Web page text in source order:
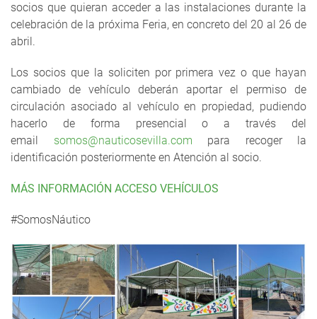
socios que quieran acceder a las instalaciones durante la
celebración de la próxima Feria, en concreto del 20 al 26 de
abril.
Los socios que la soliciten por primera vez o que hayan
cambiado de vehículo deberán aportar el permiso de
circulación asociado al vehículo en propiedad, pudiendo
hacerlo de forma presencial o a través del
email somos@nauticosevilla.com para recoger la
identificación posteriormente en Atención al socio.
MÁS INFORMACIÓN ACCESO VEHÍCULOS
#SomosNáutico